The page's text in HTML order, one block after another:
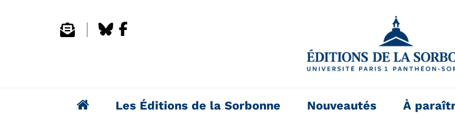
Les Éditions de la Sorbonne Nouveautés À